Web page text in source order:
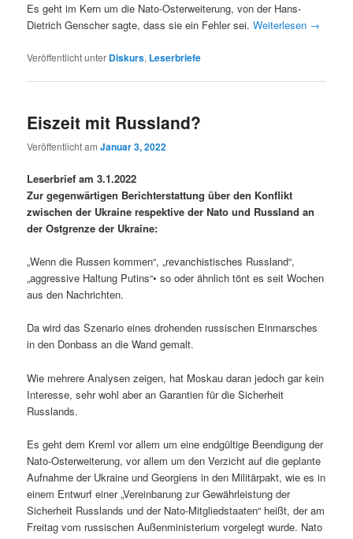
Es geht im Kern um die Nato-Osterweiterung, von der Hans-
Dietrich Genscher sagte, dass sie ein Fehler sei.Weiterlesen →
Veröffentlicht unter Diskurs, Leserbriefe
Eiszeit mit Russland?
Veröffentlicht amJanuar 3, 2022
Leserbrief am 3.1.2022
Zur gegenwärtigen Berichterstattung über den Konflikt
zwischen der Ukraine respektive der Nato und Russland an
der Ostgrenze der Ukraine:
„Wenn die Russen kommen“, „revanchistisches Russland“,
„aggressive Haltung Putins“• so oder ähnlich tönt es seit Wochen
aus den Nachrichten.
Da wird das Szenario eines drohenden russischen Einmarsches
in den Donbass an die Wand gemalt.
Wie mehrere Analysen zeigen, hat Moskau daran jedoch gar kein
Interesse, sehr wohl aber an Garantien für die Sicherheit
Russlands.
Es geht dem Kreml vor allem um eine endgültige Beendigung der
Nato-Osterweiterung, vor allem um den Verzicht auf die geplante
Aufnahme der Ukraine und Georgiens in den Militärpakt, wie es in
einem Entwurf einer „Vereinbarung zur Gewährleistung der
Sicherheit Russlands und der Nato-Mitgliedstaaten“ heißt, der am
Freitag vom russischen Außenministerium vorgelegt wurde. Nato